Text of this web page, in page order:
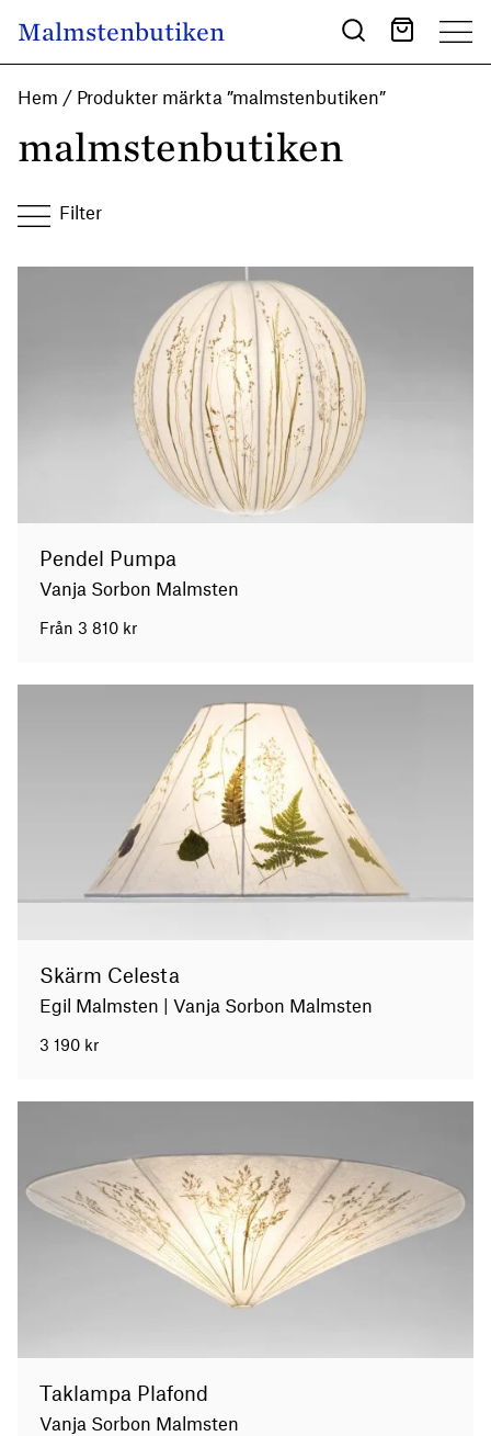
Main Navigation
Malmstenbutiken
Hem / Produkter märkta ”malmstenbutiken”
malmstenbutiken
Filter
Pendel Pumpa
Vanja Sorbon Malmsten
Från 3 810 kr
Skärm Celesta
Egil Malmsten | Vanja Sorbon Malmsten
3 190 kr
Taklampa Plafond
Vanja Sorbon Malmsten